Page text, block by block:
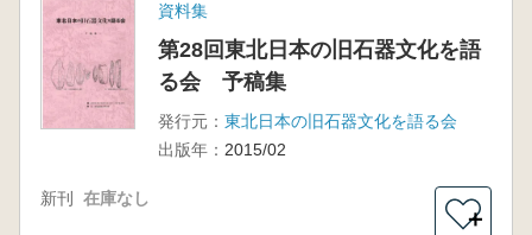
資料集
第28回東北日本の旧石器文化を語
る会 予稿集
発行元： 東北日本の旧石器文化を語る会
出版年： 2015/02
新刊 在庫なし
＋